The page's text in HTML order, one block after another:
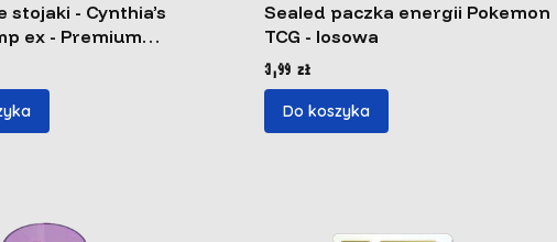
stojaki - Cynthia’s
ex - Premium
Sealed paczka energii Pokemon
TCG - losowa
Cena
3,99 zł
Do koszyka